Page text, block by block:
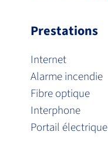
Prestations
Internet
Alarme incendie
Fibre optique
Interphone
Portail électrique